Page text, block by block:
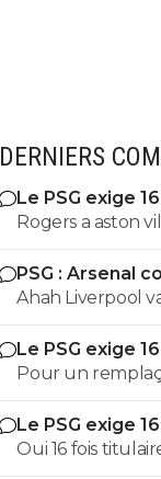
DERNIERS
Le PSG exige
Paris
Rogers a aston
jusqu'à 2030
étais vendu si
avec barcola
PSG : Arsenal
le feuilleton
Ahah Liverpool
ils sont plus seul
qui fera avancer
concurrence.
Le PSG exige
Paris
Pour un
Le PSG exige
Paris
Oui 16 fois